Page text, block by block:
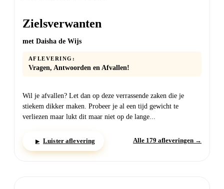
Zielsverwanten
met Daisha de Wijs
AFLEVERING:
Vragen, Antwoorden en Afvallen!
Wil je afvallen? Let dan op deze verrassende zaken die je
stiekem dikker maken. Probeer je al een tijd gewicht te
verliezen maar lukt dit maar niet op de lange...
▶ Luister aflevering Alle 179 afleveringen →